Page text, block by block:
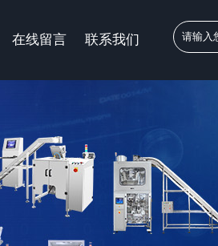
在线留言 联系我们